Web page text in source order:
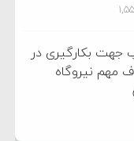
جهت بکارگیری در
مهم نیروگاه